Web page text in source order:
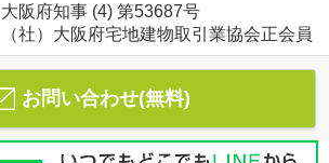
大阪府知事 (4) 第53687号
（社）大阪府宅地建物取引業協会正会員
お問い合わせ(無料)